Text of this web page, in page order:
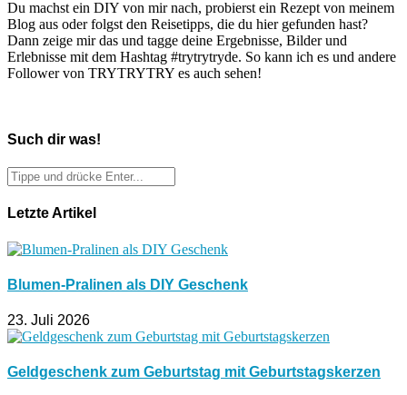
Du machst ein DIY von mir nach, probierst ein Rezept von meinem
Blog aus oder folgst den Reisetipps, die du hier gefunden hast?
Dann zeige mir das und tagge deine Ergebnisse, Bilder und
Erlebnisse mit dem Hashtag #trytrytryde. So kann ich es und andere
Follower von TRYTRYTRY es auch sehen!
Such dir was!
Letzte Artikel
Blumen-Pralinen als DIY Geschenk
23. Juli 2026
Geldgeschenk zum Geburtstag mit Geburtstagskerzen